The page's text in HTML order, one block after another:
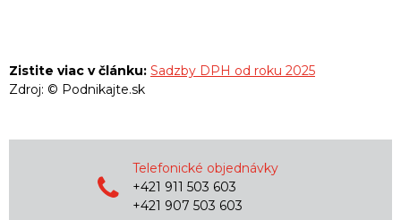
Zistite viac v článku: Sadzby DPH od roku 2025
Zdroj: © Podnikajte.sk
Telefonické objednávky
+421 911 503 603
+421 907 503 603